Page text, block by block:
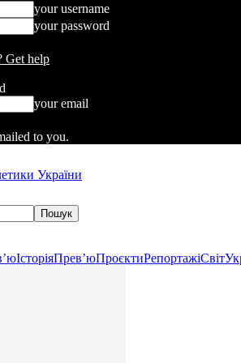
your username
your password
Get help
your email
to you.
України
ІсторіяПрев’юПроєктиРепортажіСвіт